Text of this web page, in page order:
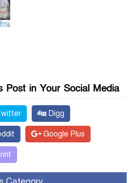
Post in Your Social Media
Digg
Google Plus